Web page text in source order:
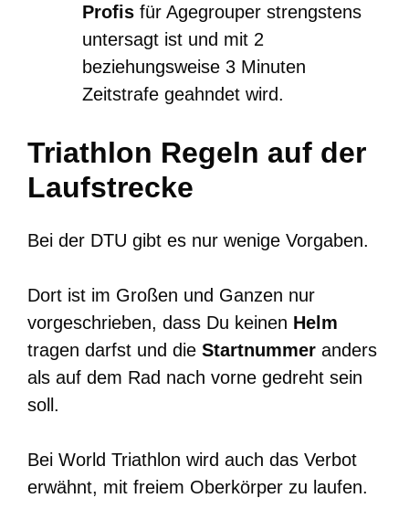
Profis für Agegrouper strengstens
untersagt ist und mit 2
beziehungsweise 3 Minuten
Zeitstrafe geahndet wird.
Triathlon Regeln auf der
Laufstrecke
Bei der DTU gibt es nur wenige Vorgaben.
Dort ist im Großen und Ganzen nur
vorgeschrieben, dass Du keinen Helm
tragen darfst und die Startnummer anders
als auf dem Rad nach vorne gedreht sein
soll.
Bei World Triathlon wird auch das Verbot
erwähnt, mit freiem Oberkörper zu laufen.